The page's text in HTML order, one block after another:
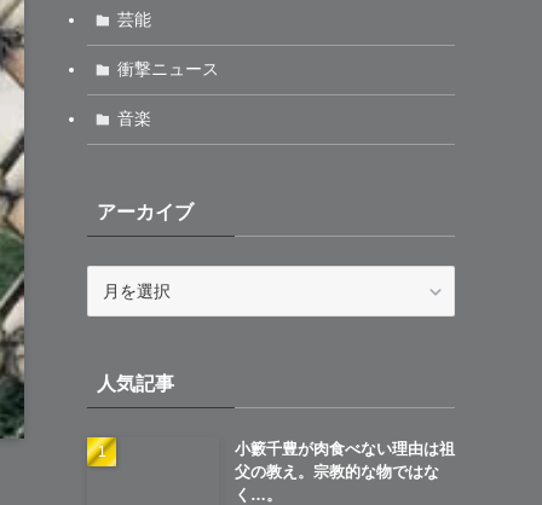
芸能
衝撃ニュース
音楽
アーカイブ
ブ人気記事
小籔千豊が肉食べない理由は祖
父の教え。宗教的な物ではな
く…。